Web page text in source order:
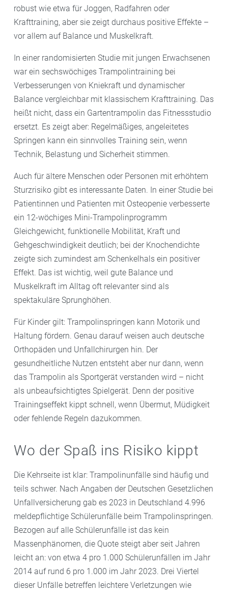
robust wie etwa für Joggen, Radfahren oder
Krafttraining, aber sie zeigt durchaus positive Effekte –
vor allem auf Balance und Muskelkraft.
In einer randomisierten Studie mit jungen Erwachsenen
war ein sechswöchiges Trampolintraining bei
Verbesserungen von Kniekraft und dynamischer
Balance vergleichbar mit klassischem Krafttraining. Das
heißt nicht, dass ein Gartentrampolin das Fitnessstudio
ersetzt. Es zeigt aber: Regelmäßiges, angeleitetes
Springen kann ein sinnvolles Training sein, wenn
Technik, Belastung und Sicherheit stimmen.
Auch für ältere Menschen oder Personen mit erhöhtem
Sturzrisiko gibt es interessante Daten. In einer Studie bei
Patientinnen und Patienten mit Osteopenie verbesserte
ein 12-wöchiges Mini-Trampolinprogramm
Gleichgewicht, funktionelle Mobilität, Kraft und
Gehgeschwindigkeit deutlich; bei der Knochendichte
zeigte sich zumindest am Schenkelhals ein positiver
Effekt. Das ist wichtig, weil gute Balance und
Muskelkraft im Alltag oft relevanter sind als
spektakuläre Sprunghöhen.
Für Kinder gilt: Trampolinspringen kann Motorik und
Haltung fördern. Genau darauf weisen auch deutsche
Orthopäden und Unfallchirurgen hin. Der
gesundheitliche Nutzen entsteht aber nur dann, wenn
das Trampolin als Sportgerät verstanden wird – nicht
als unbeaufsichtigtes Spielgerät. Denn der positive
Trainingseffekt kippt schnell, wenn Übermut, Müdigkeit
oder fehlende Regeln dazukommen.
Wo der Spaß ins Risiko kippt
Die Kehrseite ist klar: Trampolinunfälle sind häufig und
teils schwer. Nach Angaben der Deutschen Gesetzlichen
Unfallversicherung gab es 2023 in Deutschland 4.996
meldepflichtige Schülerunfälle beim Trampolinspringen.
Bezogen auf alle Schülerunfälle ist das kein
Massenphänomen, die Quote steigt aber seit Jahren
leicht an: von etwa 4 pro 1.000 Schülerunfällen im Jahr
2014 auf rund 6 pro 1.000 im Jahr 2023. Drei Viertel
dieser Unfälle betreffen leichtere Verletzungen wie